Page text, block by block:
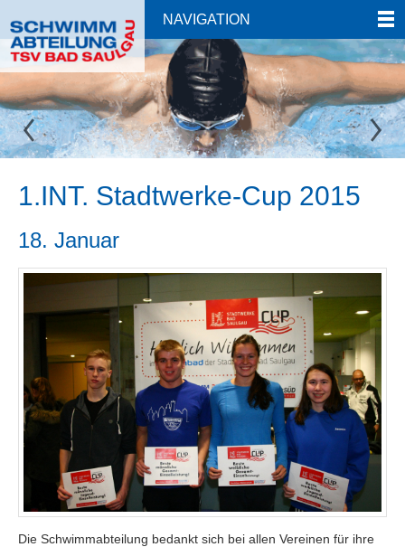
NAVIGATION
1.INT. Stadtwerke-Cup 2015
18. Januar
Die Schwimmabteilung bedankt sich bei allen Vereinen für ihre